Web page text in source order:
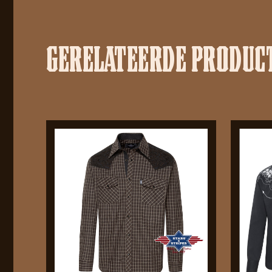
GERELATEERDE